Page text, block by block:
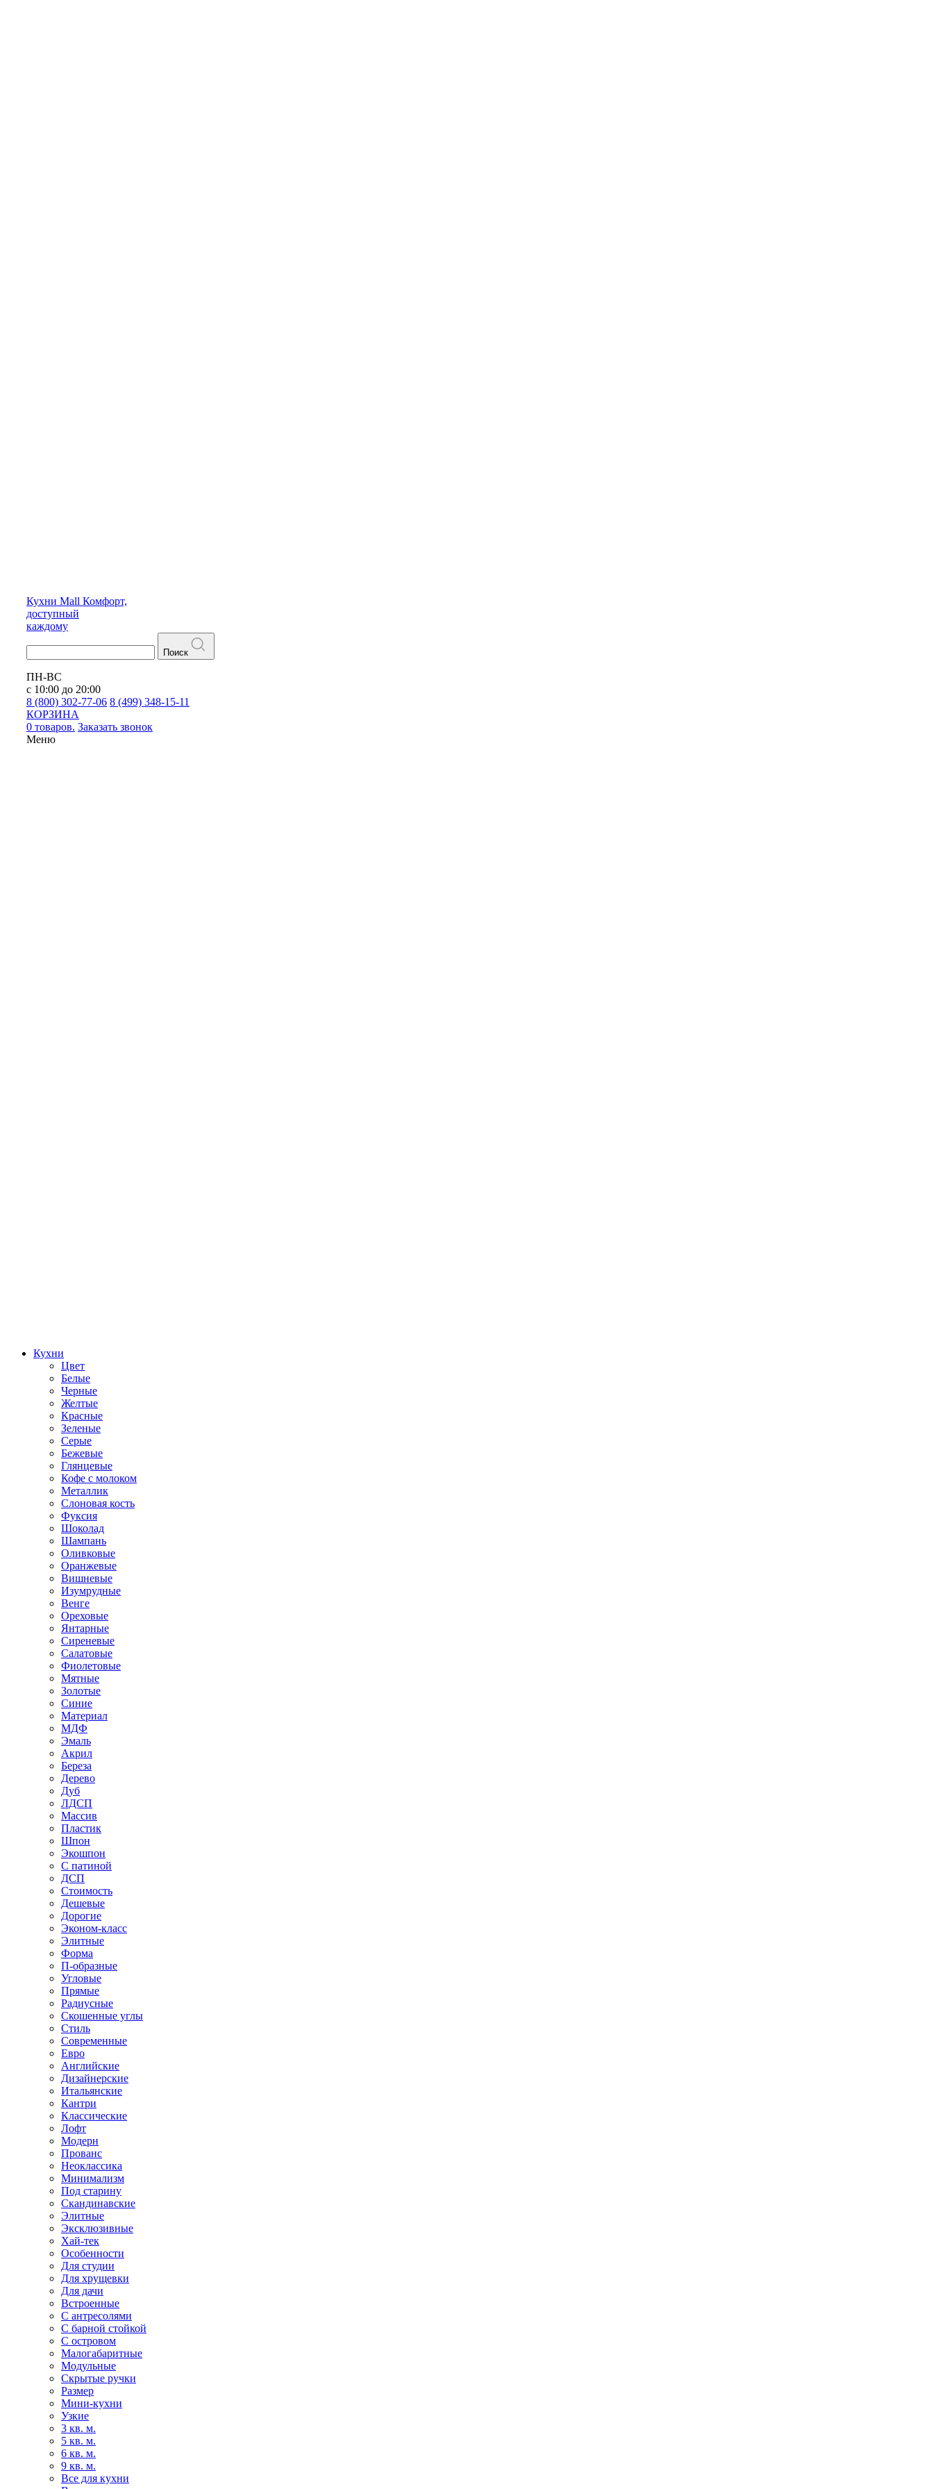
Кухни Mall Комфорт,
доступный
каждому
Поиск
ПН-ВС
с 10:00 до 20:00
8 (800) 302-77-06 8 (499) 348-15-11
КОРЗИНА
0 товаров. Заказать звонок
Меню
Кухни
Цвет
Белые
Черные
Желтые
Красные
Зеленые
Серые
Бежевые
Глянцевые
Кофе с молоком
Металлик
Слоновая кость
Фуксия
Шоколад
Шампань
Оливковые
Оранжевые
Вишневые
Изумрудные
Венге
Ореховые
Янтарные
Сиреневые
Салатовые
Фиолетовые
Мятные
Золотые
Синие
Материал
МДФ
Эмаль
Акрил
Береза
Дерево
Дуб
ЛДСП
Массив
Пластик
Шпон
Экошпон
С патиной
ДСП
Стоимость
Дешевые
Дорогие
Эконом-класс
Элитные
Форма
П-образные
Угловые
Прямые
Радиусные
Скошенные углы
Стиль
Современные
Евро
Английские
Дизайнерские
Итальянские
Кантри
Классические
Лофт
Модерн
Прованс
Неоклассика
Минимализм
Под старину
Скандинавские
Элитные
Эксклюзивные
Хай-тек
Особенности
Для студии
Для хрущевки
Для дачи
Встроенные
С антресолями
С барной стойкой
С островом
Малогабаритные
Модульные
Скрытые ручки
Размер
Мини-кухни
Узкие
3 кв. м.
5 кв. м.
6 кв. м.
9 кв. м.
Все для кухни